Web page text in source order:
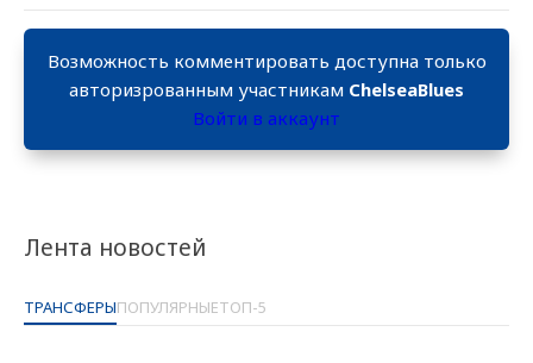
Лента новостей
ТРАНСФЕРЫПОПУЛЯРНЫЕТОП-5
Возможность комментировать доступна только
авторизрованным участникам ChelseaBlues
Войти в аккаунт